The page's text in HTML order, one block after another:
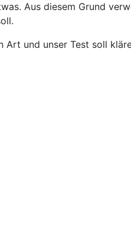
Aus diesem Grund
und unser Test soll